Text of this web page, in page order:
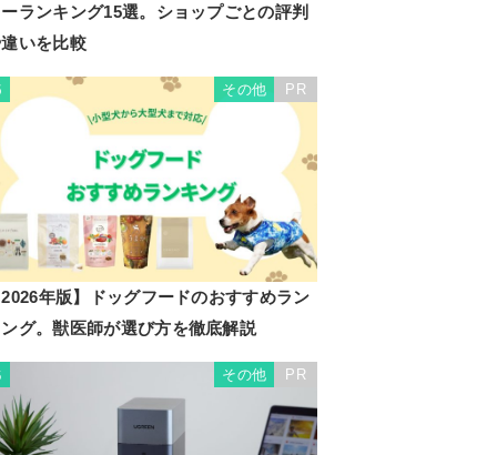
ランキング15選。ショップごとの評判
いを比較
その他 PR
年版】ドッグフードのおすすめラン
グ。獣医師が選び方を徹底解説
その他 PR